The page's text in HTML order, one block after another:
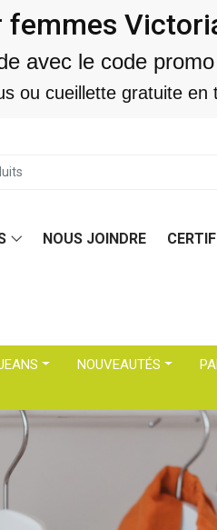
avec le code
ou cueillette gratuite en
NOUS JOINDRE
NOUVEAUTÉS